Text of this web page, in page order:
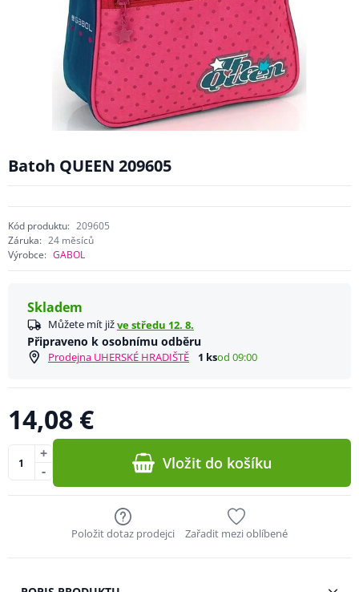
Batoh QUEEN 209605
Kód produktu: 209605
Záruka: 24 měsíců
Výrobce: GABOL
Skladem
Můžete mít jižve středu 12. 8.
Připraveno k osobnímu odběru
Prodejna UHERSKÉ HRADIŠTĚ 1 ksod 09:00
14,08 €
-
+ Vložit do košíku
Položit dotaz prodejci Zařadit mezi oblíbené